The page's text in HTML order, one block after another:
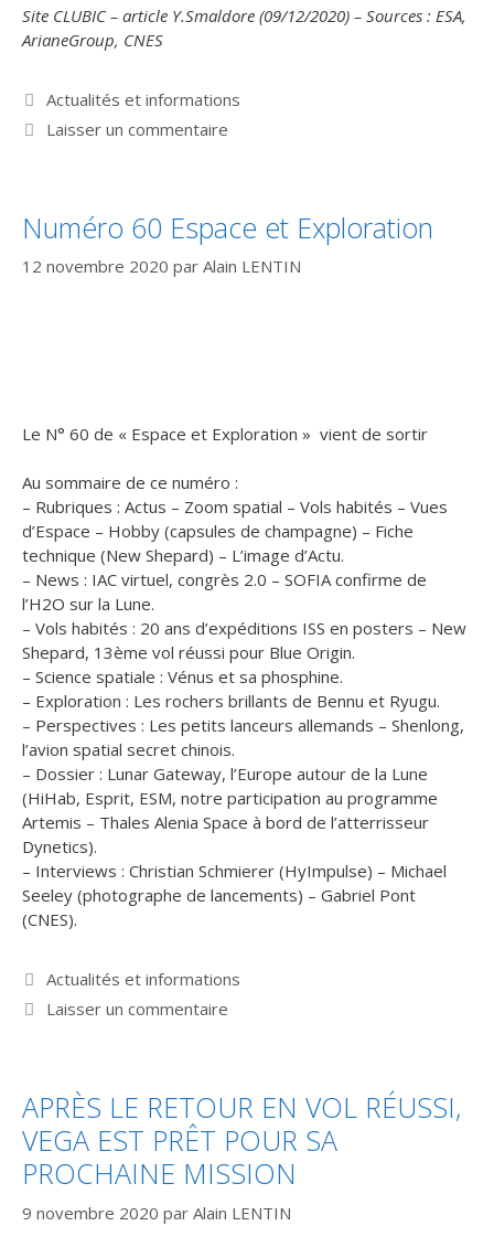
Site CLUBIC – article Y.Smaldore (09/12/2020) – Sources : ESA,
ArianeGroup, CNES
Catégories
Actualités et informations
Laisser un commentaire
Numéro 60 Espace et Exploration
12 novembre 2020 par Alain LENTIN
Le N° 60 de « Espace et Exploration » vient de sortir
Au sommaire de ce numéro :
– Rubriques : Actus – Zoom spatial – Vols habités – Vues
d’Espace – Hobby (capsules de champagne) – Fiche
technique (New Shepard) – L’image d’Actu.
– News : IAC virtuel, congrès 2.0 – SOFIA confirme de
l’H2O sur la Lune.
– Vols habités : 20 ans d’expéditions ISS en posters – New
Shepard, 13ème vol réussi pour Blue Origin.
– Science spatiale : Vénus et sa phosphine.
– Exploration : Les rochers brillants de Bennu et Ryugu.
– Perspectives : Les petits lanceurs allemands – Shenlong,
l’avion spatial secret chinois.
– Dossier : Lunar Gateway, l’Europe autour de la Lune
(HiHab, Esprit, ESM, notre participation au programme
Artemis – Thales Alenia Space à bord de l’atterrisseur
Dynetics).
– Interviews : Christian Schmierer (HyImpulse) – Michael
Seeley (photographe de lancements) – Gabriel Pont
(CNES).
Catégories
Actualités et informations
Laisser un commentaire
APRÈS LE RETOUR EN VOL RÉUSSI,
VEGA EST PRÊT POUR SA
PROCHAINE MISSION
9 novembre 2020 par Alain LENTIN